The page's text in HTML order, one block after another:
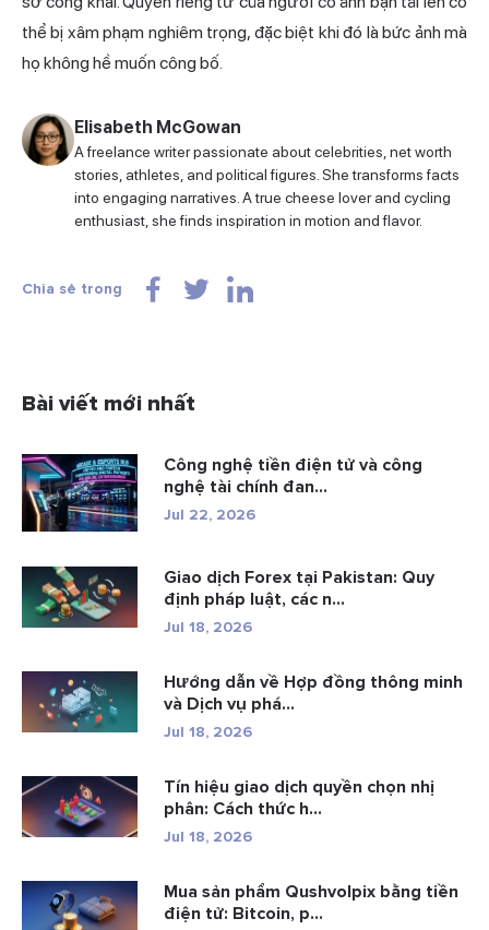
thể bị xâm phạm nghiêm trọng, đặc biệt khi đó là bức ảnh mà
họ không hề muốn công bố.
Elisabeth McGowan
A freelance writer passionate about celebrities, net worth
stories, athletes, and political figures. She transforms facts
into engaging narratives. A true cheese lover and cycling
enthusiast, she finds inspiration in motion and flavor.
Chia sẻ trong
Bài viết mới nhất
Công nghệ tiền điện tử và công
nghệ tài chính đan...
Jul 22, 2026
Giao dịch Forex tại Pakistan: Quy
định pháp luật, các n...
Jul 18, 2026
Hướng dẫn về Hợp đồng thông minh
và Dịch vụ phá...
Jul 18, 2026
Tín hiệu giao dịch quyền chọn nhị
phân: Cách thức h...
Jul 18, 2026
Mua sản phẩm Qushvolpix bằng tiền
điện tử: Bitcoin, p...